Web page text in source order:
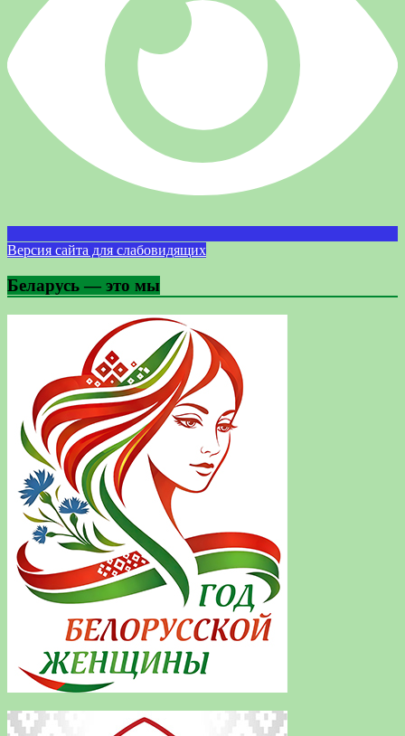
Версия сайта для слабовидящих
Беларусь — это мы